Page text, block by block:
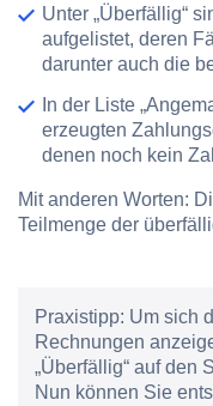
Unter „Überfällig“
aufgelistet, deren
darunter auch die
In der Liste
erzeugten
denen noch kein
Mit anderen Worten:
Teilmenge der
Praxistipp: Um sich
Rechnungen
„Überfällig“ auf den
Nun können Sie